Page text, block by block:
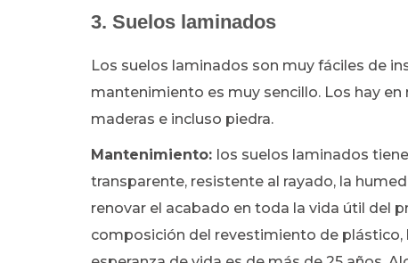
3. Suelos laminados
Los suelos laminados son muy fáciles de
mantenimiento es muy sencillo. Los hay
maderas e incluso piedra.
Mantenimiento: los suelos laminados
transparente, resistente al rayado, la
renovar el acabado en toda la vida útil del
composición del revestimiento de plástico,